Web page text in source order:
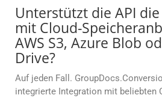
Unterstützt die API
mit Cloud-
AWS S3, Azure Blob
Drive?
Auf jeden Fall.
integrierte Integration mit beliebten